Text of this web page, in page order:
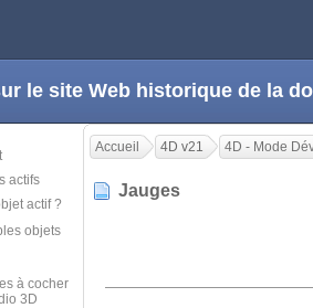
le site Web historique de la
actifs
actif ?
objets
à cocher
3D
Accueil 4D v21 4D - Mode
Jauges